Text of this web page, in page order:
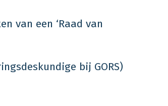
van een ‘Raad van
bij GORS)